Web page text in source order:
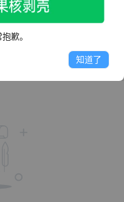
没有留下～
歉。
知道了